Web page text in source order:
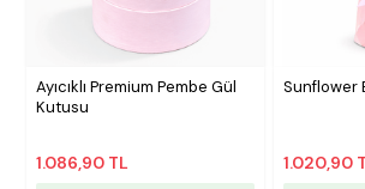
Ayıcıklı Premium Pembe Gül
Kutusu
1.086,90 TL
Sunflower
1.020,90